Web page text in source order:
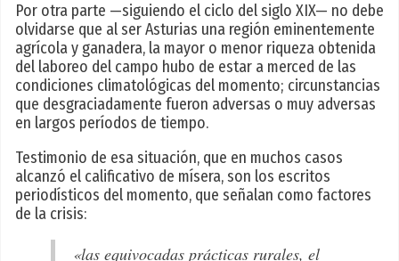
Por otra parte —siguiendo el ciclo del siglo XIX— no debe
olvidarse que al ser Asturias una región eminentemente
agrícola y ganadera, la mayor o menor riqueza obtenida
del laboreo del campo hubo de estar a merced de las
condiciones climatológicas del momento; circunstancias
que desgraciadamente fueron adversas o muy adversas
en largos períodos de tiempo.
Testimonio de esa situación, que en muchos casos
alcanzó el calificativo de mísera, son los escritos
periodísticos del momento, que señalan como factores
de la crisis:
«las equivocadas prácticas rurales, el